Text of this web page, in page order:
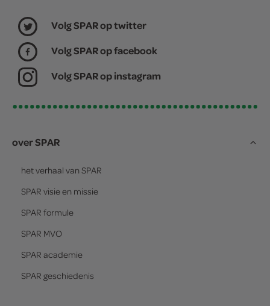
Volg SPAR op twitter
Volg SPAR op facebook
Volg SPAR op instagram
over SPAR
het verhaal van SPAR
SPAR visie en missie
SPAR formule
SPAR MVO
SPAR academie
SPAR geschiedenis